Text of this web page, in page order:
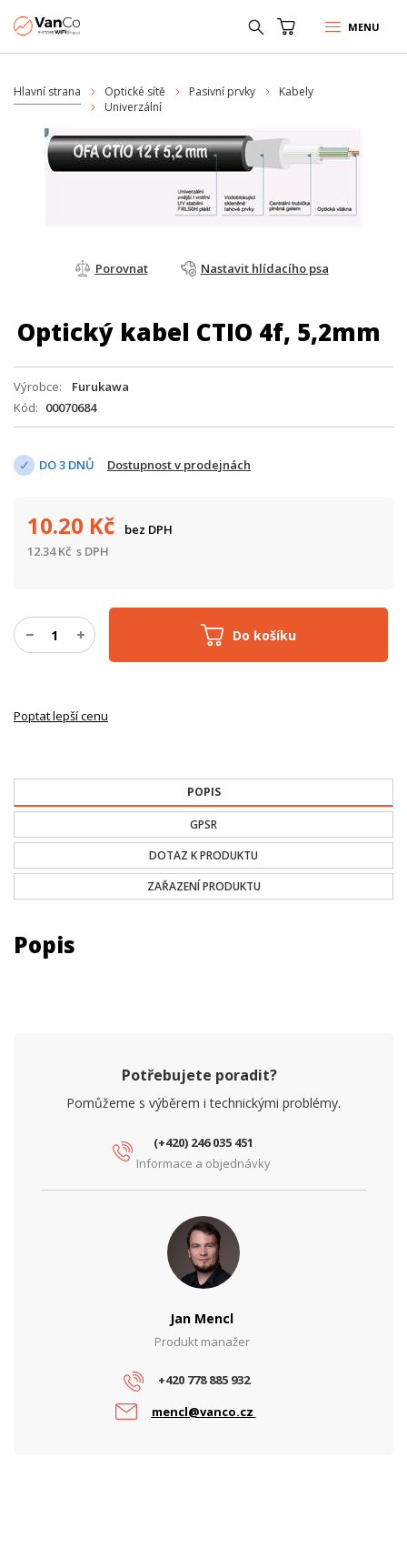
MENU
Hlavní strana Optické sítě Pasivní prvky
Kabely
Univerzální
Porovnat Nastavit hlídacího psa
Optický kabel CTIO 4f, 5,2mm
Výrobce
Furukawa
Kód
00070684
DO 3 DNŮ Dostupnost v prodejnách
Do košíku
10.20 Kč
bez DPH
12.34Kč s DPH
Poptat lepší cenu
POPIS
GPSR
DOTAZ K PRODUKTU
ZAŘAZENÍ PRODUKTU
Popis
Potřebujete poradit?
Pomůžeme s výběrem i technickými problémy.
(+420) 246 035 451
Informace a objednávky
Jan Mencl
Produkt manažer
+420 778 885 932
mencl@vanco.cz